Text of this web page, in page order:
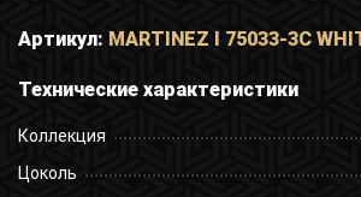
Артикул: MARTINEZ I 75033-3C
Технические характеристики
Коллекция
Цоколь